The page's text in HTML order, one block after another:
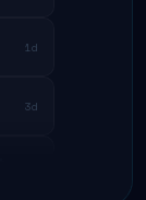
3d
4d